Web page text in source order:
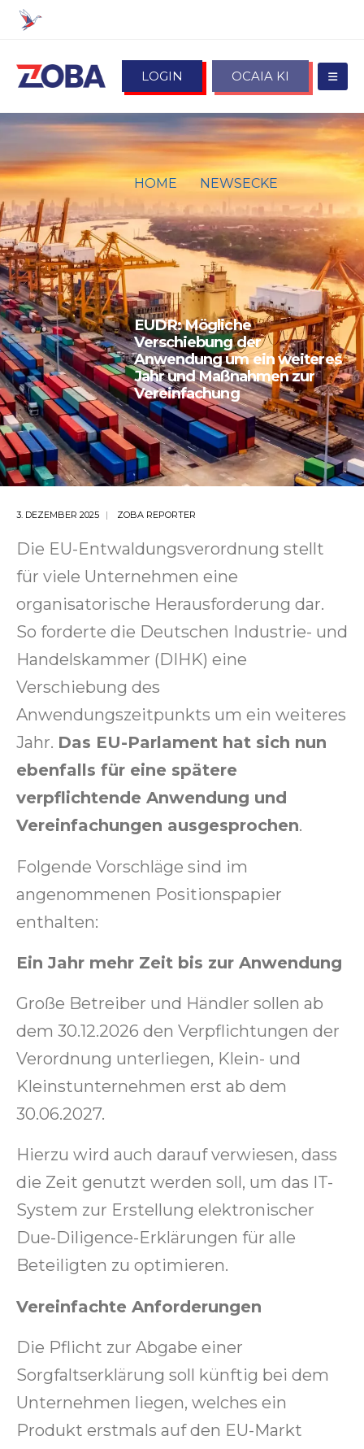
LOGIN OCAIA KI
HOME
NEWSECKE
EUDR: MÖGLICHE
VERSCHIEBUNG DER
ANWENDUNG UM EIN
WEITERES JAHR UND
MASSNAHMEN ZUR V
EREINFACHUNG
EUDR: Mögliche
Verschiebung der
Anwendung um ein weiteres
Jahr und Maßnahmen zur
Vereinfachung
3. DEZEMBER 2025 ZOBA REPORTER
Die EU-Entwaldungsverordnung stellt
für viele Unternehmen eine
organisatorische Herausforderung dar.
So forderte die Deutschen Industrie- und
Handelskammer (DIHK) eine
Verschiebung des
Anwendungszeitpunkts um ein weiteres
Jahr. Das EU-Parlament hat sich nun
ebenfalls für eine spätere
verpflichtende Anwendung und
Vereinfachungen ausgesprochen.
Folgende Vorschläge sind im
angenommenen Positionspapier
enthalten:
Ein Jahr mehr Zeit bis zur Anwendung
Große Betreiber und Händler sollen ab
dem 30.12.2026 den Verpflichtungen der
Verordnung unterliegen, Klein- und
Kleinstunternehmen erst ab dem
30.06.2027.
Hierzu wird auch darauf verwiesen, dass
die Zeit genutzt werden soll, um das IT-
System zur Erstellung elektronischer
Due-Diligence-Erklärungen für alle
Beteiligten zu optimieren.
Vereinfachte Anforderungen
Die Pflicht zur Abgabe einer
Sorgfaltserklärung soll künftig bei dem
Unternehmen liegen, welches ein
Produkt erstmals auf den EU-Markt